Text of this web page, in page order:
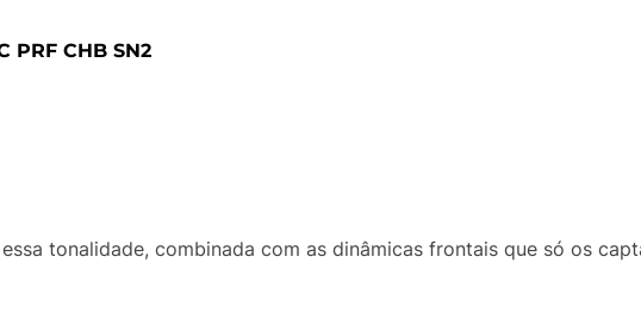
PRF CHB SN2
tonalidade, combinada com as dinâmicas frontais que só os